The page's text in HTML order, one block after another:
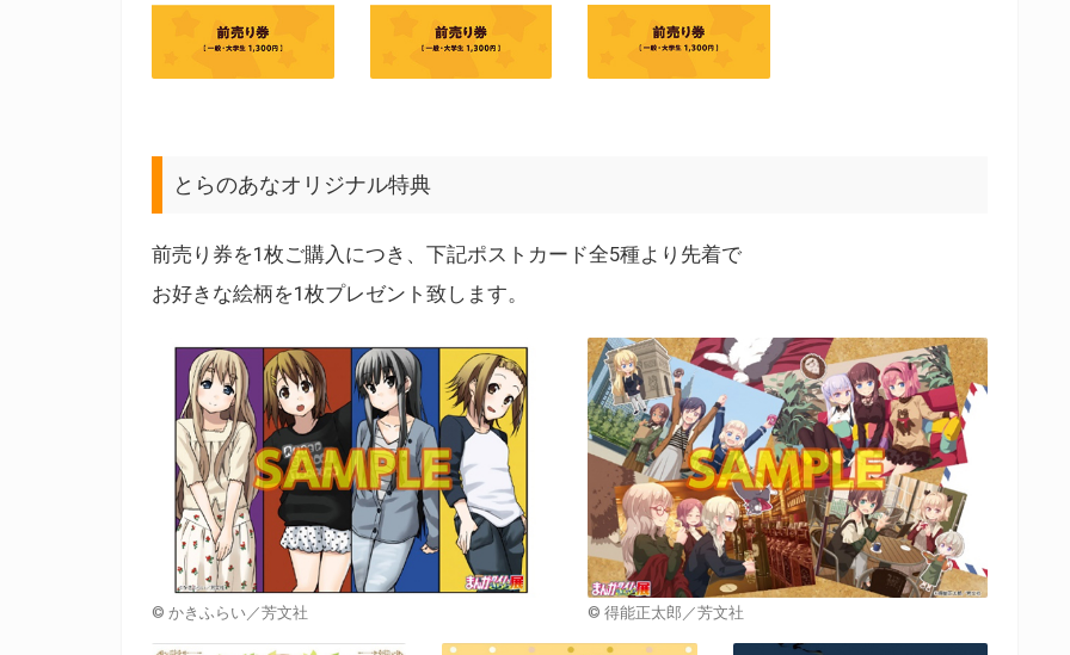
とらのあなオリジナル特典
前売り券を1枚ご購入につき、下記ポストカード全5種より先着で
お好きな絵柄を1枚プレゼント致します。
©️ かきふらい／芳文社 ©️ 得能正太郎／芳文社